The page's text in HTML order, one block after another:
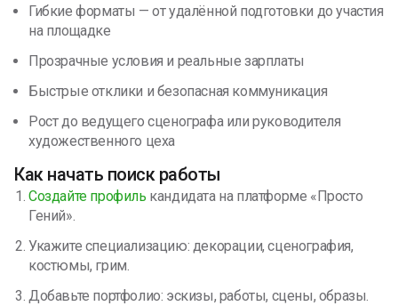
Гибкие форматы — от удалённой подготовки до участия
на площадке
Прозрачные условия и реальные зарплаты
Быстрые отклики и безопасная коммуникация
Рост до ведущего сценографа или руководителя
художественного цеха
Как начать поиск работы
Создайте профиль кандидата на платформе «Просто
Гений».
Укажите специализацию: декорации, сценография,
костюмы, грим.
Добавьте портфолио: эскизы, работы, сцены, образы.